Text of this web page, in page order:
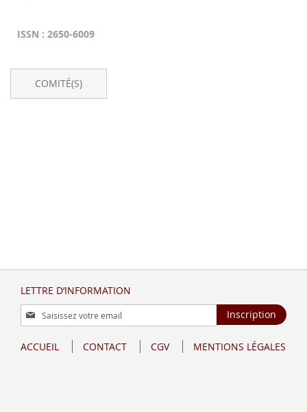
ISSN : 2650-6009
COMITÉ(S)
LETTRE D’INFORMATION
Inscription
à
lettre
Inscription
ACCUEIL CONTACT CGV MENTIONS LÉGALES